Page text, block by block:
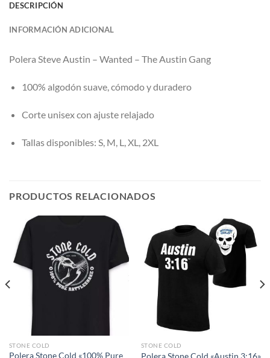
DESCRIPCIÓN
INFORMACIÓN ADICIONAL
Polera Steve Austin – Wanted – The Austin Gang
100% algodón suave, cómodo y duradero
Corte unisex con ajuste relajado
Tallas disponibles: S, M, L, XL, 2XL
PRODUCTOS RELACIONADOS
STONE COLD
Polera Stone Cold «100% Pure
STONE COLD
Polera Stone Cold «Austin 3:16»